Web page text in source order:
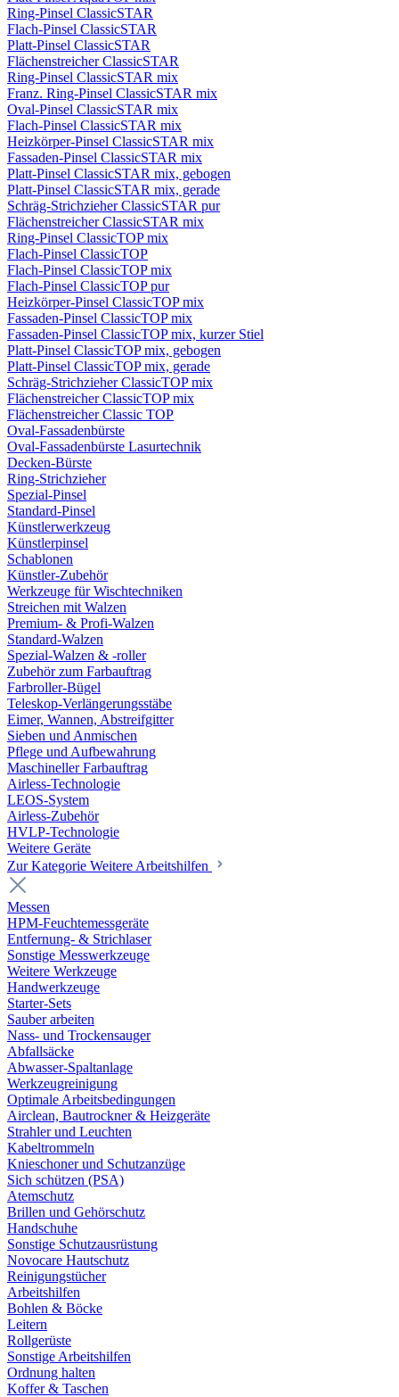
Ring-Pinsel ClassicSTAR
Flach-Pinsel ClassicSTAR
Platt-Pinsel ClassicSTAR
Flächenstreicher ClassicSTAR
Ring-Pinsel ClassicSTAR mix
Franz. Ring-Pinsel ClassicSTAR mix
Oval-Pinsel ClassicSTAR mix
Flach-Pinsel ClassicSTAR mix
Heizkörper-Pinsel ClassicSTAR mix
Fassaden-Pinsel ClassicSTAR mix
Platt-Pinsel ClassicSTAR mix, gebogen
Platt-Pinsel ClassicSTAR mix, gerade
Schräg-Strichzieher ClassicSTAR pur
Flächenstreicher ClassicSTAR mix
Ring-Pinsel ClassicTOP mix
Flach-Pinsel ClassicTOP
Flach-Pinsel ClassicTOP mix
Flach-Pinsel ClassicTOP pur
Heizkörper-Pinsel ClassicTOP mix
Fassaden-Pinsel ClassicTOP mix
Fassaden-Pinsel ClassicTOP mix, kurzer Stiel
Platt-Pinsel ClassicTOP mix, gebogen
Platt-Pinsel ClassicTOP mix, gerade
Schräg-Strichzieher ClassicTOP mix
Flächenstreicher ClassicTOP mix
Flächenstreicher Classic TOP
Oval-Fassadenbürste
Oval-Fassadenbürste Lasurtechnik
Decken-Bürste
Ring-Strichzieher
Spezial-Pinsel
Standard-Pinsel
Künstlerwerkzeug
Künstlerpinsel
Schablonen
Künstler-Zubehör
Werkzeuge für Wischtechniken
Streichen mit Walzen
Premium- & Profi-Walzen
Standard-Walzen
Spezial-Walzen & -roller
Zubehör zum Farbauftrag
Farbroller-Bügel
Teleskop-Verlängerungsstäbe
Eimer, Wannen, Abstreifgitter
Sieben und Anmischen
Pflege und Aufbewahrung
Maschineller Farbauftrag
Airless-Technologie
LEOS-System
Airless-Zubehör
HVLP-Technologie
Weitere Geräte
Zur Kategorie Weitere Arbeitshilfen
Messen
HPM-Feuchtemessgeräte
Entfernung- & Strichlaser
Sonstige Messwerkzeuge
Weitere Werkzeuge
Handwerkzeuge
Starter-Sets
Sauber arbeiten
Nass- und Trockensauger
Abfallsäcke
Abwasser-Spaltanlage
Werkzeugreinigung
Optimale Arbeitsbedingungen
Airclean, Bautrockner & Heizgeräte
Strahler und Leuchten
Kabeltrommeln
Knieschoner und Schutzanzüge
Sich schützen (PSA)
Atemschutz
Brillen und Gehörschutz
Handschuhe
Sonstige Schutzausrüstung
Novocare Hautschutz
Reinigungstücher
Arbeitshilfen
Bohlen & Böcke
Leitern
Rollgerüste
Sonstige Arbeitshilfen
Ordnung halten
Koffer & Taschen